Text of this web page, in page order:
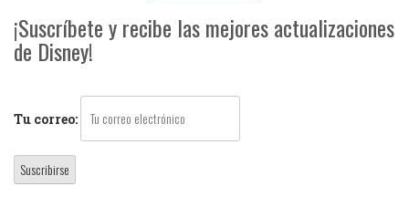
¡Suscríbete y recibe las mejores actualizaciones
de Disney!
Tu correo: